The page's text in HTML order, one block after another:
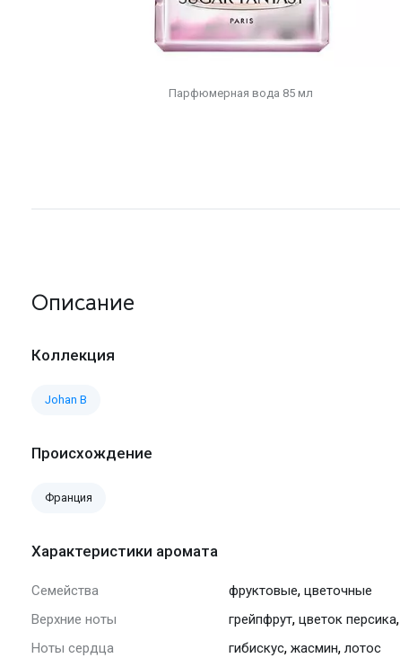
Парфюмерная вода 85 мл
Описание
Коллекция
Johan B
Происхождение
Франция
Характеристики аромата
Семейства фруктовые, цветочные
Верхние ноты
грейпфрут, цветок персика,
Ноты сердца
гибискус, жасмин, лотос